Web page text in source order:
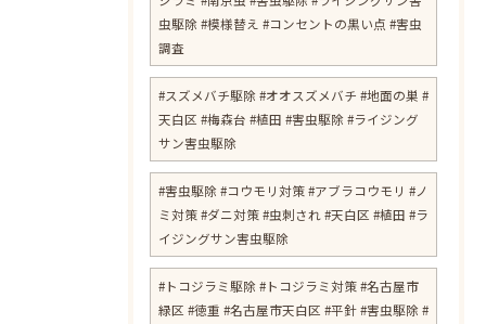
虫駆除 #模様替え #コンセントの黒い点 #害虫
調査
#スズメバチ駆除 #オオスズメバチ #地面の巣 #
天白区 #梅森台 #植田 #害虫駆除 #ライジング
サン害虫駆除
#害虫駆除 #コウモリ対策 #アブラコウモリ #ノ
ミ対策 #ダニ対策 #虫刺され #天白区 #植田 #ラ
イジングサン害虫駆除
#トコジラミ駆除 #トコジラミ対策 #名古屋市
緑区 #徳重 #名古屋市天白区 #平針 #害虫駆除 #